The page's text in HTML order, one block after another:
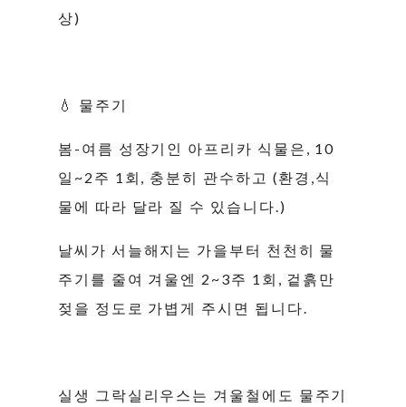
상)
💧 물주기
봄-여름 성장기인 아프리카 식물은, 10
일~2주 1회, 충분히 관수하고 (환경,식
물에 따라 달라 질 수 있습니다.)
날씨가 서늘해지는 가을부터 천천히 물
주기를 줄여 겨울엔 2~3주 1회, 겉흙만
젖을 정도로 가볍게 주시면 됩니다.
실생 그락실리우스는 겨울철에도 물주기